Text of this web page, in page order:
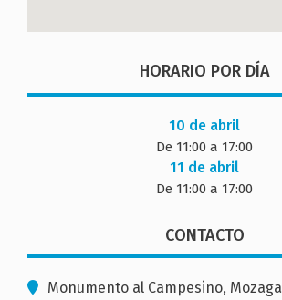
HORARIO POR DÍA
10 de abril
De 11:00 a 17:00
11 de abril
De 11:00 a 17:00
CONTACTO
Monumento al Campesino, Mozaga